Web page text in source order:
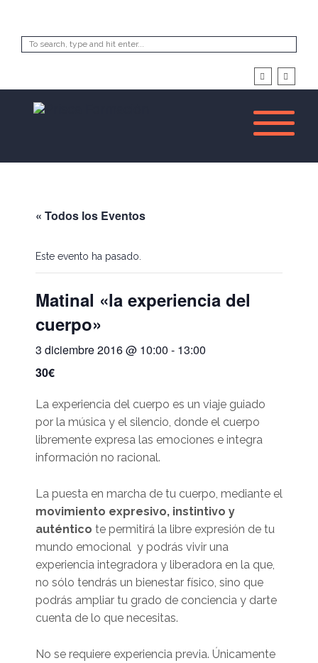
« Todos los Eventos
Este evento ha pasado.
Matinal «la experiencia del
cuerpo»
3 diciembre 2016 @ 10:00 - 13:00
30€
La experiencia del cuerpo es un viaje guiado
por la música y el silencio, donde el cuerpo
libremente expresa las emociones e integra
información no racional.
La puesta en marcha de tu cuerpo, mediante el
movimiento expresivo, instintivo y
auténtico te permitirá la libre expresión de tu
mundo emocional y podrás vivir una
experiencia integradora y liberadora en la que,
no sólo tendrás un bienestar físico, sino que
podrás ampliar tu grado de conciencia y darte
cuenta de lo que necesitas.
No se requiere experiencia previa. Únicamente